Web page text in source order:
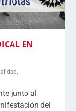
EN
junto al
del